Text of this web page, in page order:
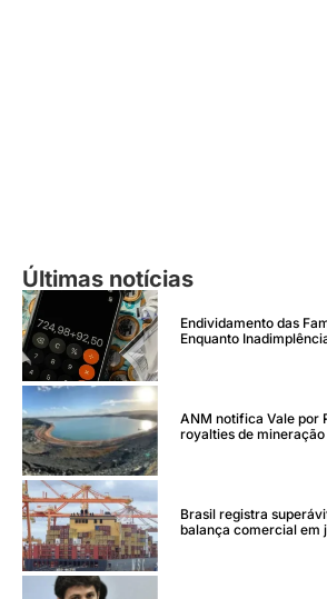
Últimas notícias
Endividamento das
Enquanto
ANM notifica Vale por
royalties de mineração
Brasil registra
balança comercial em